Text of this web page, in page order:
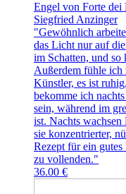
Engel von Forte dei
Siegfried Anzinger
"Gewöhnlich
das Licht nur auf
im Schatten, und
Außerdem fühle
Künstler, es ist
bekomme ich
sein, während im
ist. Nachts wachsen
sie konzentrierter,
Rezept für ein
zu vollenden."
36.00 €